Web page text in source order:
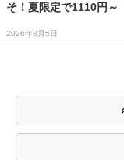
そ！夏限定で1110円～
2026年8月5日